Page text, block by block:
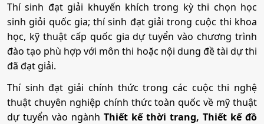
Mã ngành:7510601
Tổ hợp:A00; A01; B00; D01; D07; C01; C03; C04; C14;
X03; X23
Công nghệ sợi, dệt
Mã ngành: 7540202
Thí sinh đạt giải khuyến khích trong kỳ thi chọn học
sinh giỏi quốc gia; thí sinh đạt giải trong cuộc thi khoa
học, kỹ thuật cấp quốc gia dự tuyển vào chương trình
đào tạo phù hợp với môn thi hoặc nội dung đề tài dự thi
đã đạt giải.
Thí sinh đạt giải chính thức trong các cuộc thi nghệ
thuật chuyên nghiệp chính thức toàn quốc về mỹ thuật
dự tuyển vào ngành Thiết kế thời trang, Thiết kế đồ